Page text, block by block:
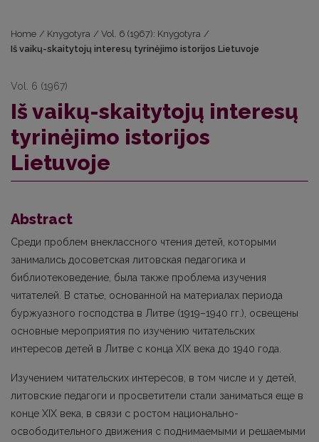
Home / Knygotyra / Vol. 6 (1967): Knygotyra /
Iš vaikų-skaitytojų interesų tyrinėjimo istorijos Lietuvoje
Vol. 6 (1967)
Iš vaikų-skaitytojų interesų
tyrinėjimo istorijos
Lietuvoje
Abstract
Среди проблем внеклассного чтения детей, которыми
занимались досоветская литовская педагогика и
библиотековедение, была также проблема изучения
читателей. В статье, основанной на материалах периода
буржуазного господства в Литве (1919–1940 гг.), освещены
основные мероприятия по изучению читательских
интересов детей в Литве с конца XIX века до 1940 года.
Изучением читательских интересов, в том числе и у детей,
литовские педагоги и просветители стали заниматься еще в
конце XIX века, в связи с ростом национально-
освободительного движения с поднимаемыми и решаемыми